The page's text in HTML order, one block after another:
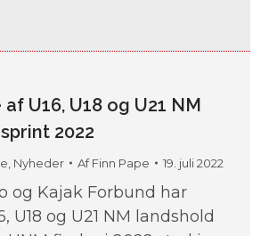
U16, U18 og U21 NM
2022
Nyheder AfFinn Pape 19. juli 2022
og Kajak Forbund har
U18 og U21 NM landshold